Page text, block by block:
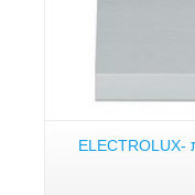
משטח עבודה דלפקי ליין 70 תוצרת ELECTROLUX-